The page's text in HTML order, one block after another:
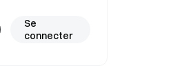
Se
connecter